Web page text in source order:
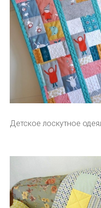
Детское лоскутное